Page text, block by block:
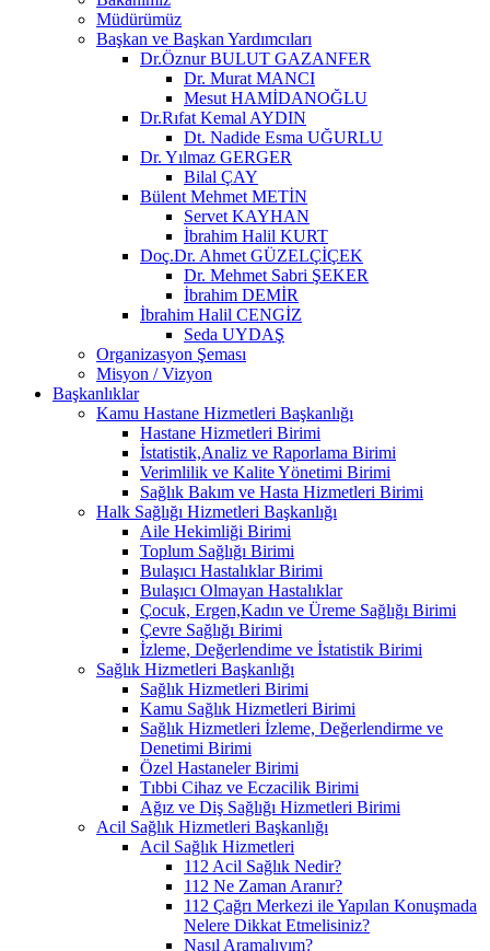
Müdürümüz
Başkan ve Başkan Yardımcıları
Dr.Öznur BULUT GAZANFER
Dr. Murat MANCI
Mesut HAMİDANOĞLU
Dr.Rıfat Kemal AYDIN
Dt. Nadide Esma UĞURLU
Dr. Yılmaz GERGER
Bilal ÇAY
Bülent Mehmet METİN
Servet KAYHAN
İbrahim Halil KURT
Doç.Dr. Ahmet GÜZELÇİÇEK
Dr. Mehmet Sabri ŞEKER
İbrahim DEMİR
İbrahim Halil CENGİZ
Seda UYDAŞ
Organizasyon Şeması
Misyon / Vizyon
Başkanlıklar
Kamu Hastane Hizmetleri Başkanlığı
Hastane Hizmetleri Birimi
İstatistik,Analiz ve Raporlama Birimi
Verimlilik ve Kalite Yönetimi Birimi
Sağlık Bakım ve Hasta Hizmetleri Birimi
Halk Sağlığı Hizmetleri Başkanlığı
Aile Hekimliği Birimi
Toplum Sağlığı Birimi
Bulaşıcı Hastalıklar Birimi
Bulaşıcı Olmayan Hastalıklar
Çocuk, Ergen,Kadın ve Üreme Sağlığı Birimi
Çevre Sağlığı Birimi
İzleme, Değerlendime ve İstatistik Birimi
Sağlık Hizmetleri Başkanlığı
Sağlık Hizmetleri Birimi
Kamu Sağlık Hizmetleri Birimi
Sağlık Hizmetleri İzleme, Değerlendirme ve
Denetimi Birimi
Özel Hastaneler Birimi
Tıbbi Cihaz ve Eczacilik Birimi
Ağız ve Diş Sağlığı Hizmetleri Birimi
Acil Sağlık Hizmetleri Başkanlığı
Acil Sağlık Hizmetleri
112 Acil Sağlık Nedir?
112 Ne Zaman Aranır?
112 Çağrı Merkezi ile Yapılan Konuşmada
Nelere Dikkat Etmelisiniz?
Nasıl Aramalıyım?